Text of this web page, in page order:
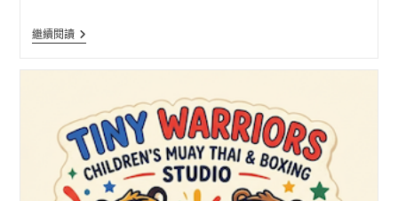
繼續閱讀TMP
兒
士
夏
令
營
(TMP
FITNESS)